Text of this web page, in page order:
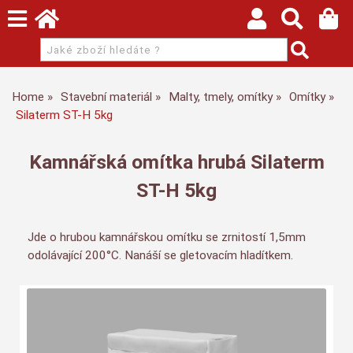
Home Stavební materiál Malty, tmely, omítky
Omítky
Silaterm ST-H 5kg
Kamnářská omítka hrubá Silaterm
ST-H 5kg
Jde o hrubou kamnářskou omítku se zrnitostí 1,5mm
odolávající 200°C. Nanáší se gletovacím hladítkem.